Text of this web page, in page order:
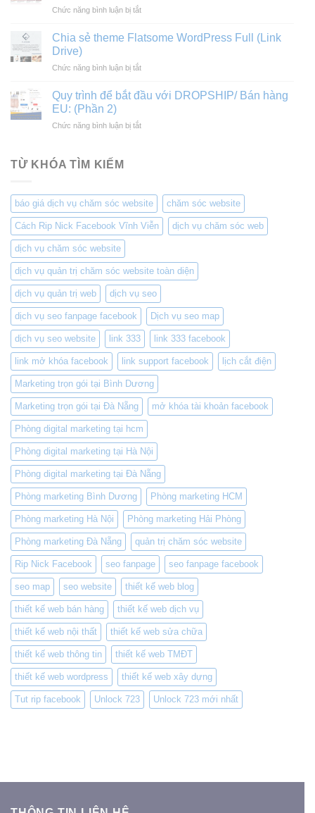
vấn,
kế,
Xây
dân
công
Chức năng bình luận bị tắtở
hợp
video
view
queen
Chia sẻ theme Flatsome WordPress Full (Link
Drive)
Chức năng bình luận bị tắtở
sẻ
WordPress
Quy trình để bắt đầu với DROPSHIP/ Bán hàng
EU: (Phần 2)
Chức năng bình luận bị tắtở
với
DROPSHIP/
Bán
2)
TỪ KHÓA TÌM KIẾM
báo giá dịch vụ chăm sóc website chăm sóc website
Cách Rip Nick Facebook Vĩnh Viễn dịch vụ chăm sóc web
dịch vụ chăm sóc website
dịch vụ quản trị chăm sóc website toàn diện
dịch vụ quản trị web dịch vụ seo
dịch vụ seo fanpage facebook Dịch vụ seo map
dịch vụ seo website link 333 link 333 facebook
link mở khóa facebook link support facebook lịch cắt điện
Marketing trọn gói tại Bình Dương
Marketing trọn gói tại Đà Nẵng mở khóa tài khoản facebook
Phòng digital marketing tại hcm
Phòng digital marketing tại Hà Nội
Phòng digital marketing tại Đà Nẵng
Phòng marketing Bình Dương Phòng marketing HCM
Phòng marketing Hà Nội Phòng marketing Hải Phòng
Phòng marketing Đà Nẵng quản trị chăm sóc website
Rip Nick Facebook seo fanpage seo fanpage facebook
seo map seo website thiết kế web blog
thiết kế web bán hàng thiết kế web dịch vụ
thiết kế web nội thất thiết kế web sửa chữa
thiết kế web thông tin thiết kế web TMĐT
thiết kế web wordpress thiết kế web xây dựng
Tut rip facebook Unlock 723 Unlock 723 mới nhất